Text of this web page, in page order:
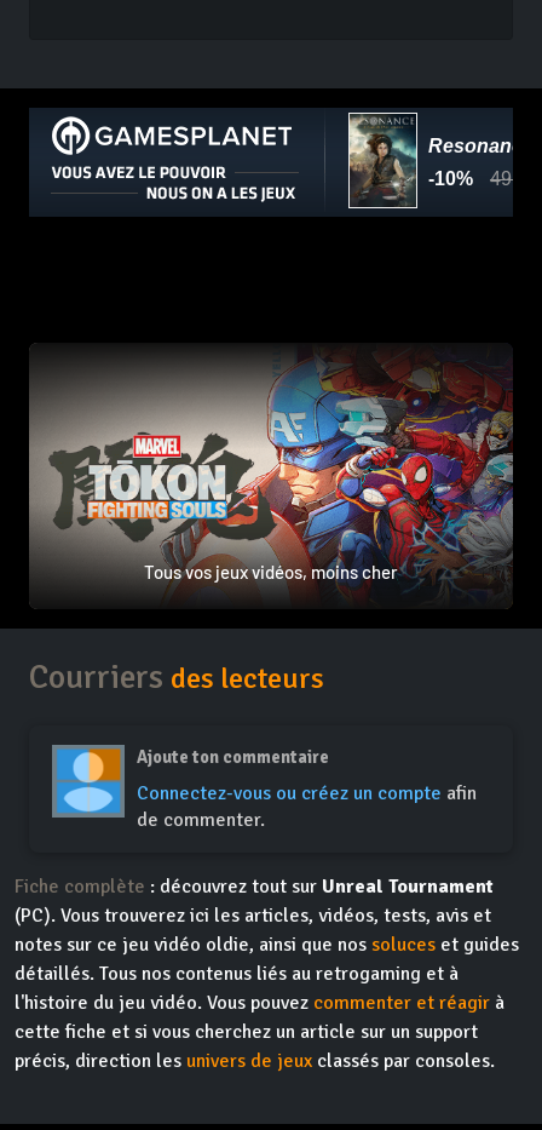
Tous vos jeux vidéos, moins cher
Courriers des lecteurs
Ajoute ton commentaire
Connectez-vous ou créez un compte afin
de commenter.
Fiche complète : découvrez tout sur Unreal Tournament
(PC). Vous trouverez ici les articles, vidéos, tests, avis et
notes sur ce jeu vidéo oldie, ainsi que nos soluces et guides
détaillés. Tous nos contenus liés au retrogaming et à
l'histoire du jeu vidéo. Vous pouvez commenter et réagir à
cette fiche et si vous cherchez un article sur un support
précis, direction les univers de jeux classés par consoles.